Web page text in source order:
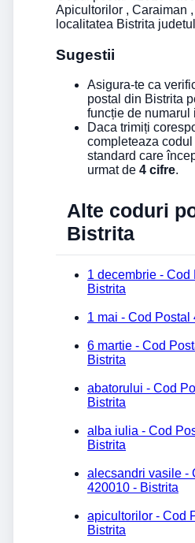
Apicultorilor , Caraiman
localitatea Bistrita
Sugestii
Asigura-te ca
postal din Bistrita
funcție de numarul
Daca trimiți
completeaza codul
standard care
urmat de 4 cifre.
Alte coduri
Bistrita
1 decembrie - Cod
Bistrita
1 mai - Cod Postal
6 martie - Cod
Bistrita
abatorului - Cod
Bistrita
alba iulia - Cod
Bistrita
alecsandri vasile -
420010 - Bistrita
apicultorilor - Cod
Bistrita